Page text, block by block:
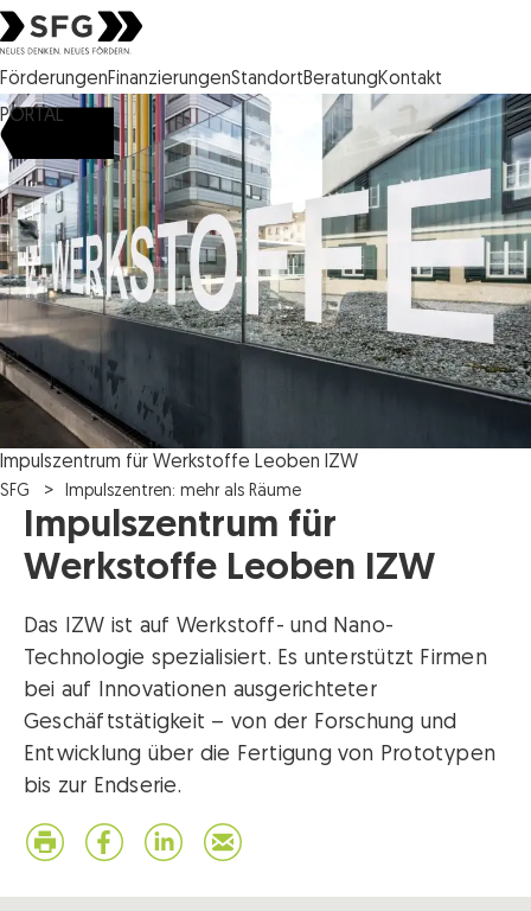
Steirische Wirtschaftsförderungsgesellschaft mbH SFG Logo
FörderungenFinanzierungenStandortBeratungKontakt
PORTAL
Impulszentrum für Werkstoffe Leoben IZW
SFG Impulszentren: mehr als Räume
Impulszentrum für
Werkstoffe Leoben IZW
Das IZW ist auf Werkstoff- und Nano-
Technologie spezialisiert. Es unterstützt Firmen
bei auf Innovationen ausgerichteter
Geschäftstätigkeit – von der Forschung und
Entwicklung über die Fertigung von Prototypen
bis zur Endserie.